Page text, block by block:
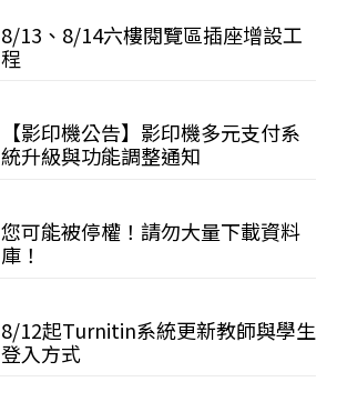
8/13、8/14六樓閱覽區插座增設工
程
【影印機公告】影印機多元支付系
統升級與功能調整通知
您可能被停權！請勿大量下載資料
庫！
8/12起Turnitin系統更新教師與學生
登入方式